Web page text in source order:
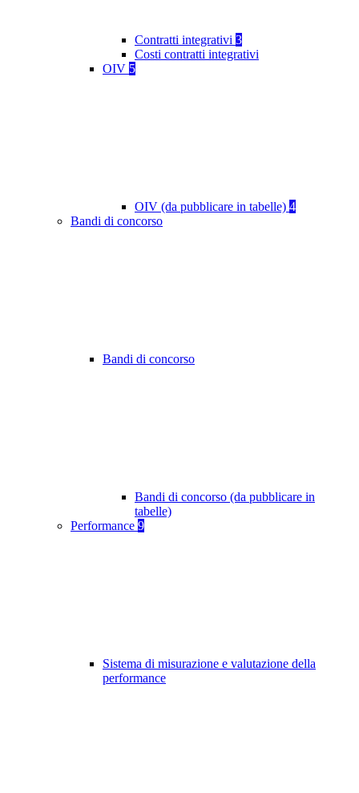
Contratti integrativi 3
Costi contratti integrativi
OIV 5
OIV (da pubblicare in tabelle) 4
Bandi di concorso
Bandi di concorso
Bandi di concorso (da pubblicare in
tabelle)
Performance 9
Sistema di misurazione e valutazione della
performance